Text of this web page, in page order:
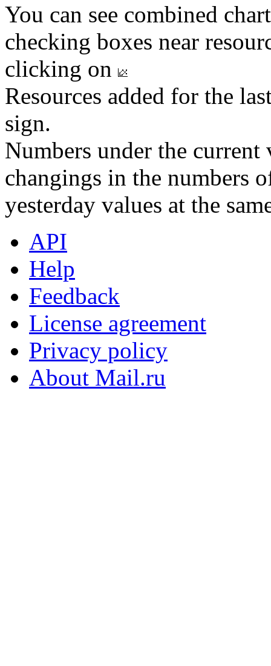
You can see combined
checking boxes near
clicking on
Resources added for the
sign.
Numbers under the
changings in the numbers
yesterday values at the
API
Help
Feedback
License agreement
Privacy policy
About Mail.ru